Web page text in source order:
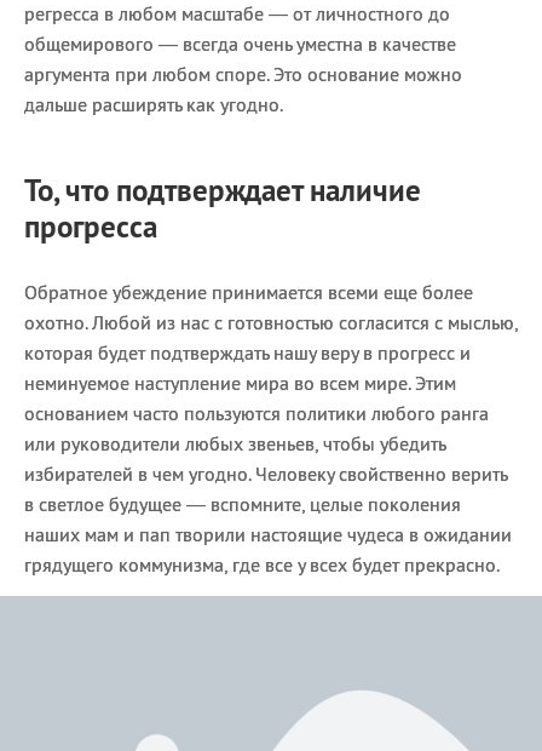
регресса в любом масштабе — от личностного до
общемирового — всегда очень уместна в качестве
аргумента при любом споре. Это основание можно
дальше расширять как угодно.
То, что подтверждает наличие
прогресса
Обратное убеждение принимается всеми еще более
охотно. Любой из нас с готовностью согласится с мыслью,
которая будет подтверждать нашу веру в прогресс и
неминуемое наступление мира во всем мире. Этим
основанием часто пользуются политики любого ранга
или руководители любых звеньев, чтобы убедить
избирателей в чем угодно. Человеку свойственно верить
в светлое будущее — вспомните, целые поколения
наших мам и пап творили настоящие чудеса в ожидании
грядущего коммунизма, где все у всех будет прекрасно.